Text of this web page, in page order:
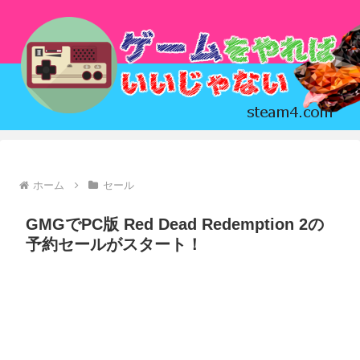
ホーム セール
GMGでPC版 Red Dead Redemption 2の
予約セールがスタート！